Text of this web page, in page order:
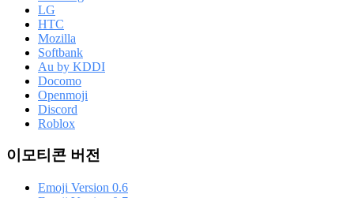
LG
HTC
Mozilla
Softbank
Au by KDDI
Docomo
Openmoji
Discord
Roblox
이모티콘 버전
Emoji Version 0.6